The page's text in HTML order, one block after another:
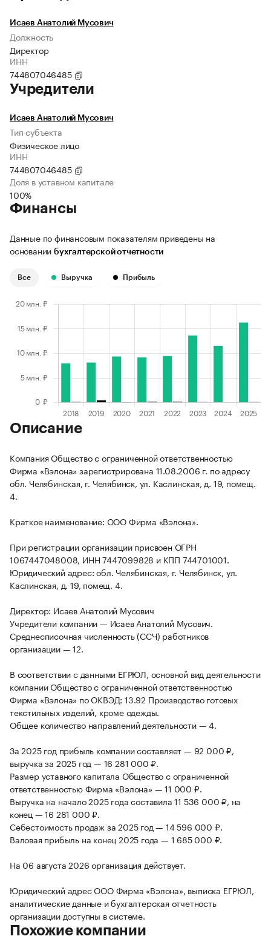
Исаев Анатолий Мусович
Должность
Директор
ИНН
744807046485
Учредители
Исаев Анатолий Мусович
Тип субъекта
Физическое лицо
ИНН
744807046485
Доля в уставном капитале
100%
Финансы
Данные по финансовым показателям приведены на
основании бухгалтерской отчетности
Все Выручка Прибыль
Описание
Компания Общество с ограниченной ответственностью
Фирма «Вэлона» зарегистрирована 11.08.2006 г. по адресу
обл. Челябинская, г. Челябинск, ул. Каслинская, д. 19, помещ.
4.
Краткое наименование: ООО Фирма «Вэлона».
При регистрации организации присвоен ОГРН
1067447048008, ИНН 7447099828 и КПП 744701001.
Юридический адрес: обл. Челябинская, г. Челябинск, ул.
Каслинская, д. 19, помещ. 4.
Директор: Исаев Анатолий Мусович
Учредители компании — Исаев Анатолий Мусович.
Среднесписочная численность (ССЧ) работников
организации — 12.
В соответствии с данными ЕГРЮЛ, основной вид деятельности
компании Общество с ограниченной ответственностью
Фирма «Вэлона» по ОКВЭД: 13.92 Производство готовых
текстильных изделий, кроме одежды.
Общее количество направлений деятельности — 4.
За 2025 год прибыль компании составляет — 92 000 ₽,
выручка за 2025 год — 16 281 000 ₽.
Размер уставного капитала Общество с ограниченной
ответственностью Фирма «Вэлона» — 11 000 ₽.
Выручка на начало 2025 года составила 11 536 000 ₽, на
конец — 16 281 000 ₽.
Себестоимость продаж за 2025 год — 14 596 000 ₽.
Валовая прибыль на конец 2025 года — 1 685 000 ₽.
На 06 августа 2026 организация действует.
Юридический адрес ООО Фирма «Вэлона», выписка ЕГРЮЛ,
аналитические данные и бухгалтерская отчетность
организации доступны в системе.
Похожие компании